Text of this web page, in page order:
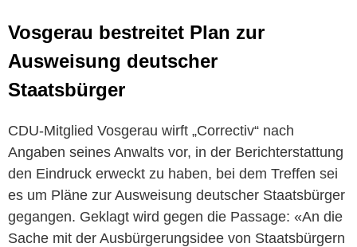
Vosgerau bestreitet Plan zur
Ausweisung deutscher
Staatsbürger
CDU-Mitglied Vosgerau wirft „Correctiv“ nach
Angaben seines Anwalts vor, in der Berichterstattung
den Eindruck erweckt zu haben, bei dem Treffen sei
es um Pläne zur Ausweisung deutscher Staatsbürger
gegangen. Geklagt wird gegen die Passage: «An die
Sache mit der Ausbürgerungsidee von Staatsbürgern